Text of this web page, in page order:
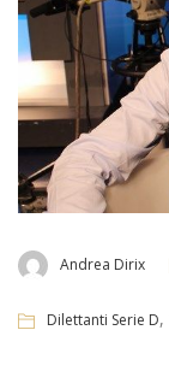
Andrea Dirix
Dilettanti Serie D,